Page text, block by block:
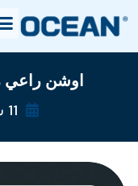
اوشن
11 سبتمبر 2024